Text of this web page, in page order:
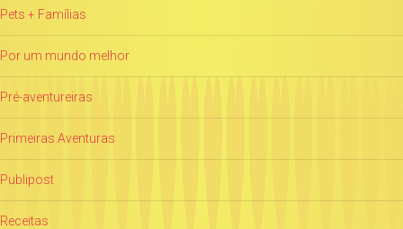
Pets + Famílias
Por um mundo melhor
Pré-aventureiras
Primeiras Aventuras
Publipost
Receitas